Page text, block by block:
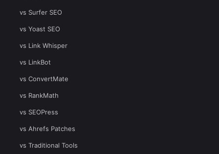
vs Surfer SEO
vs Yoast SEO
vs Link Whisper
vs LinkBot
vs ConvertMate
vs RankMath
vs SEOPress
vs Ahrefs Patches
vs Traditional Tools